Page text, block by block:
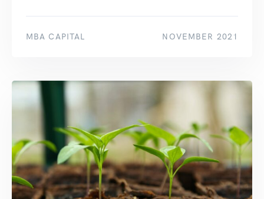
MBA CAPITAL NOVEMBER 2021